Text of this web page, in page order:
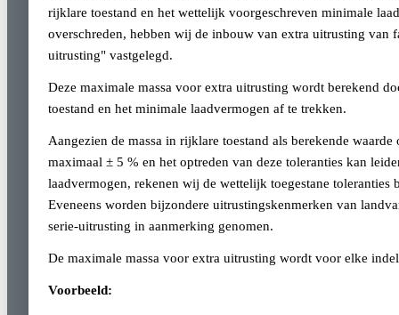
rijklare toestand en het wettelijk voorgeschreven minimale
overschreden, hebben wij de inbouw van extra uitrusting van
uitrusting" vastgelegd.
Deze maximale massa voor extra uitrusting wordt berekend
toestand en het minimale laadvermogen af te trekken.
Aangezien de massa in rijklare toestand als berekende
maximaal ± 5 % en het optreden van deze toleranties kan
laadvermogen, rekenen wij de wettelijk toegestane
Eveneens worden bijzondere uitrustingskenmerken van
serie-uitrusting in aanmerking genomen.
De maximale massa voor extra uitrusting wordt voor elke
Voorbeeld: